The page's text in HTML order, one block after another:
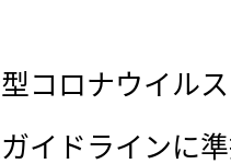
コロナウイル
イドラインに